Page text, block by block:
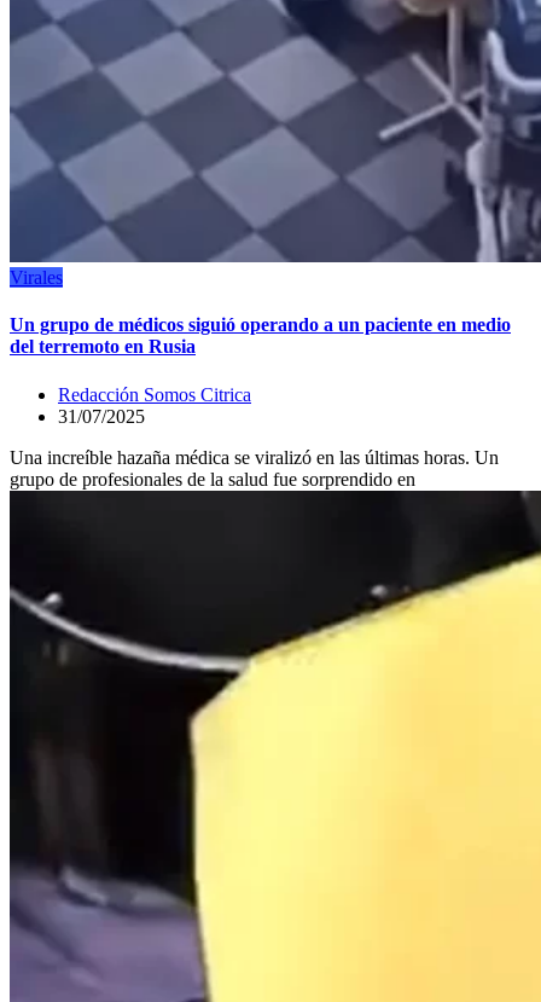
Virales
Un grupo de médicos siguió operando a un paciente en medio
del terremoto en Rusia
Redacción Somos Citrica
31/07/2025
Una increíble hazaña médica se viralizó en las últimas horas. Un
grupo de profesionales de la salud fue sorprendido en